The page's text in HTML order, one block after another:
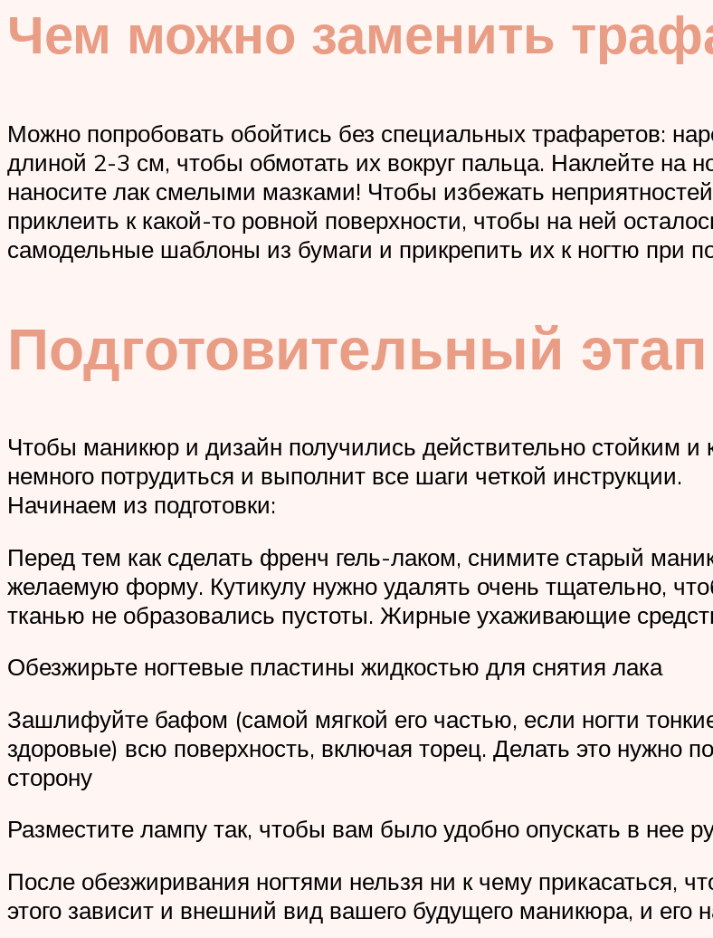
Чем можно заменить
Можно попробовать обойтись без специальных трафаретов:
длиной 2-3 см, чтобы обмотать их вокруг пальца. Наклейте на
наносите лак смелыми мазками! Чтобы избежать
приклеить к какой-то ровной поверхности, чтобы на ней
самодельные шаблоны из бумаги и прикрепить их к ногтю при
Подготовительный этап
Чтобы маникюр и дизайн получились действительно стойким
немного потрудиться и выполнит все шаги четкой инструкции.
Начинаем из подготовки:
Перед тем как сделать френч гель-лаком, снимите старый
желаемую форму. Кутикулу нужно удалять очень тщательно,
тканью не образовались пустоты. Жирные ухаживающие
Обезжирьте ногтевые пластины жидкостью для снятия лака
Зашлифуйте бафом (самой мягкой его частью, если ногти
здоровые) всю поверхность, включая торец. Делать это нужно
сторону
Разместите лампу так, чтобы вам было удобно опускать в нее
После обезжиривания ногтями нельзя ни к чему прикасаться,
этого зависит и внешний вид вашего будущего маникюра, и его